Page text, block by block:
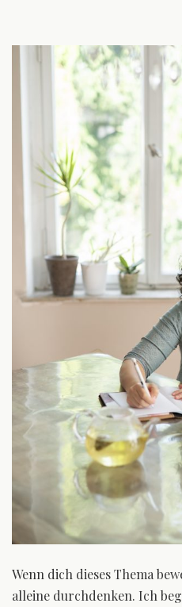
Wenn dich dieses Thema
alleine durchdenken. Ich